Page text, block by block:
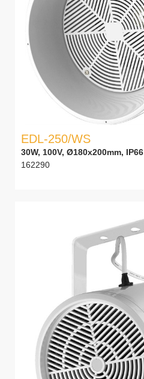
EDL-250/WS
30W, 100V, Ø180x200mm, IP66
162290